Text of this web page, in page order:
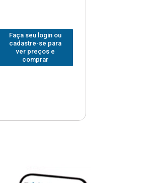
Faça seu login ou
cadastre-se para
ver preços e
comprar